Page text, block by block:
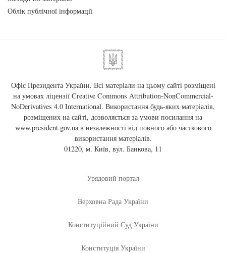
Облік публічної інформації
Офіс Президента України. Всі матеріали на цьому сайті розміщені
на умовах ліцензії Creative Commons Attribution-NonCommercial-
NoDerivatives 4.0 International. Використання будь-яких матеріалів,
розміщених на сайті, дозволяється за умови посилання на
www.president.gov.uaв незалежності від повного або часткового
використання матеріалів.
01220, м. Київ, вул. Банкова, 11
Урядовий портал
Верховна Рада України
Конституційний Суд України
Конституція України